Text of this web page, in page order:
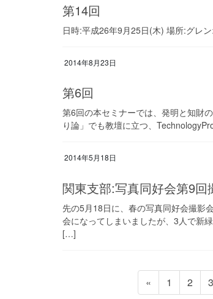
第14回
日時:平成26年9月25日(木) 場所:グレ
2014年8月23日
第6回
第6回の本セミナーでは、発明と知財
り論」でも教壇に立つ、
2014年5月18日
関東支部:写真同好会第9
先の5月18日に、春の写真同好会撮影
会になってしまいましたが、3人で新
[…]
«
固
1
固
2
固
3